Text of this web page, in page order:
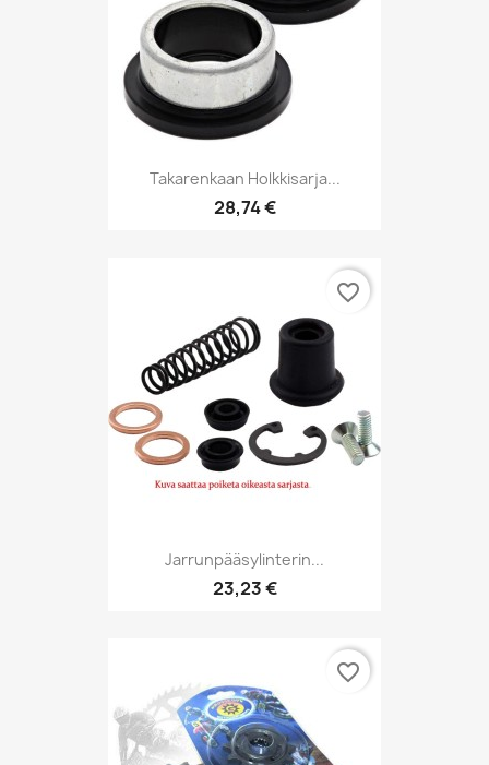
Takarenkaan Holkkisarja...
28,74 €
Jarrunpääsylinterin...
23,23 €
favorite_border
favorite_border